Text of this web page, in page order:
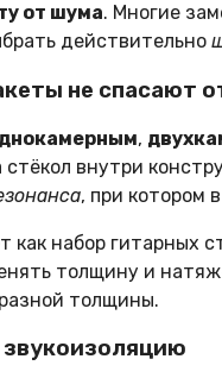
от шума. Многие
действительно
не спасают
,
внутри
, при котором
как набор гитарных
толщину и
толщины.
звукоизоляцию